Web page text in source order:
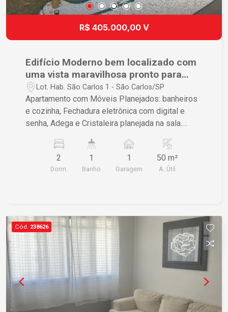
R$ 405.000,00 V
Edifício Moderno bem localizado com
uma vista maravilhosa pronto para
morar.
Lot. Hab. São Carlos 1 - São Carlos/SP
Apartamento com Móveis Planejados: banheiros
e cozinha, Fechadura eletrônica com digital e
senha, Adega e Cristaleira planejada na sala.
sala, Blindex nos banheiros, Sacada toda fechada
com blindex, Churrasqueira na sacada. Bancada
de granito na sacada, Garagem coberta, piscina
2
Dorm.
1
Banho
1
Garagem
50 m²
A. Útil
Cód. 238626